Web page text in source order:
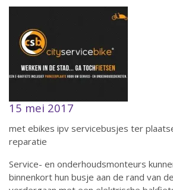
15 mei 2017
met ebikes ipv servicebusjes ter
reparatie
Service- en onderhoudsmonteurs
binnenkort hun busje aan de rand van